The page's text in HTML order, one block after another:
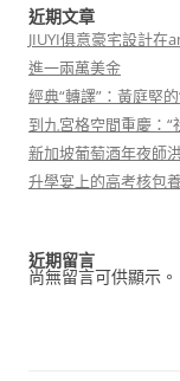
近期文章
JIUYI俱意豪宅設計在
進一兩萬美金
經典“轉譯”：黃庭堅
到九宮格空間重慶：
新加坡葡萄酒年夜師
升學宴上的高考核包
近期留言
尚無留言可供顯示。